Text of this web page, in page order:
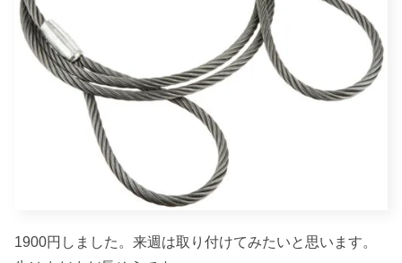
1900円しました。来週は取り付けてみたいと思います。